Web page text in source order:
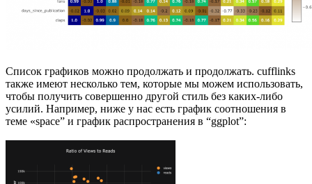
Список графиков можно продолжать и продолжать. cufflinks
также имеют несколько тем, которые мы можем использовать,
чтобы получить совершенно другой стиль без каких-либо
усилий. Например, ниже у нас есть график соотношения в
теме «space” и график распространения в “ggplot”: